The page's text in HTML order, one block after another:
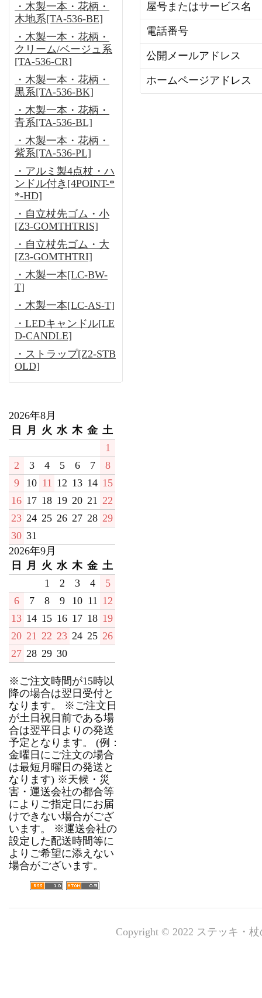
・木製一本・花柄・
木地系[TA-536-BE]
・木製一本・花柄・
クリーム/ベージュ系
[TA-536-CR]
・木製一本・花柄・
黒系[TA-536-BK]
・木製一本・花柄・
青系[TA-536-BL]
・木製一本・花柄・
紫系[TA-536-PL]
・アルミ製4点杖・ハ
ンドル付き[4POINT-*
*-HD]
・自立杖先ゴム・小
[Z3-GOMTHTRIS]
・自立杖先ゴム・大
[Z3-GOMTHTRI]
・木製一本[LC-BW-
T]
・木製一本[LC-AS-T]
・LEDキャンドル[LE
D-CANDLE]
・ストラップ[Z2-STB
OLD]
2026年8月
日
月 火 水 木 金 土
1
2
3 4 5 6 7
8
9
10 11 12 13 14 15
16 17 18 19 20 21 22
23 24 25 26 27 28 29
30 31
2026年9月
日
月 火 水 木 金 土
1
2 3 4
5
6
7 8 9 10 11 12
13 14 15 16 17 18 19
20 21 22 23 24 25 26
27 28 29 30
※ご注文時間が15時以
降の場合は翌日受付と
なります。 ※ご注文日
が土日祝日前である場
合は翌平日よりの発送
予定となります。 (例：
金曜日にご注文の場合
は最短月曜日の発送と
なります) ※天候・災
害・運送会社の都合等
によりご指定日にお届
けできない場合がござ
います。 ※運送会社の
設定した配送時間等に
よりご希望に添えない
場合がございます。
屋号またはサービス名
電話番号
公開メールアドレス
ホームページアドレス
Copyright © 2022 ステッキ・杖